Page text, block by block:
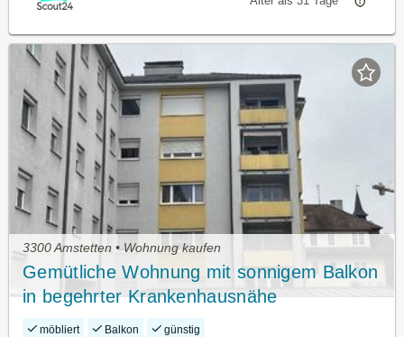
3300 Amstetten • Wohnung kaufen
Gemütliche Wohnung mit sonnigem Balkon
in begehrter Krankenhausnähe
möbliert Balkon günstig